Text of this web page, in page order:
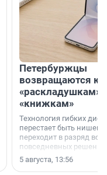
Петербуржцы
возвращаются к
«раскладушкам»
«книжкам»
Технология гибких
перестает быть
переходит в разряд
повседневных
5 августа, 13:56